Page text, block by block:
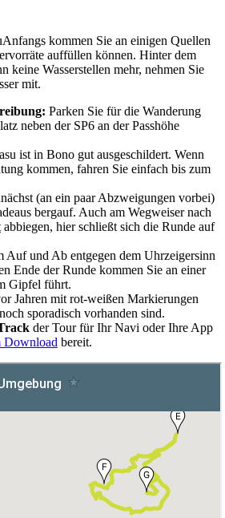
Anfangs kommen Sie an einigen Quellen
auffüllen können. Hinter dem
keine Wasserstellen mehr, nehmen Sie
mit.
Parken Sie für die Wanderung
neben der SP6 an der Passhöhe
ist in Bono gut ausgeschildert. Wenn
kommen, fahren Sie einfach bis zum
(an ein paar Abzweigungen vorbei)
bergauf. Auch am Wegweiser nach
abbiegen, hier schließt sich die Runde auf
Auf und Ab entgegen dem Uhrzeigersinn
Ende der Runde kommen Sie an einer
Gipfel führt.
Jahren mit rot-weißen Markierungen
sporadisch vorhanden sind.
der Tour für Ihr Navi oder Ihre App
Download bereit.